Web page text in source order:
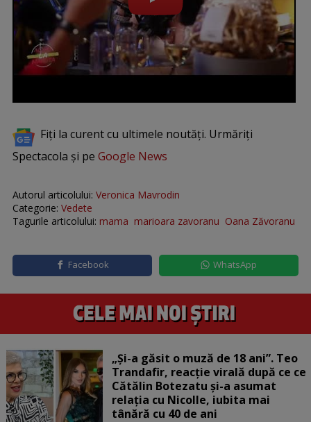
Fiți la curent cu ultimele noutăți. Urmăriți
Spectacola și pe Google News
Autorul articolului: Veronica Mavrodin
Categorie: Vedete
Tagurile articolului: mama marioara zavoranu Oana Zăvoranu
Facebook WhatsApp
„Și-a găsit o muză de 18 ani”. Teo
Trandafir, reacție virală după ce ce
Cătălin Botezatu și-a asumat
relația cu Nicolle, iubita mai
tânără cu 40 de ani